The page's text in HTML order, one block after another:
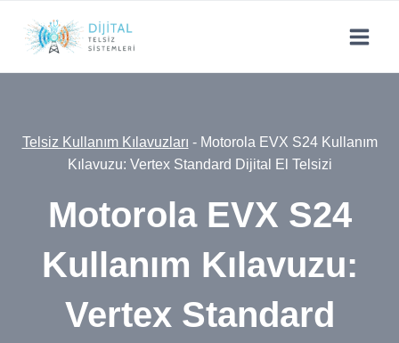
content
Telsiz Kullanım Kılavuzları - Motorola EVX S24 Kullanım
Kılavuzu: Vertex Standard Dijital El Telsizi
Motorola EVX S24
Kullanım Kılavuzu:
Vertex Standard